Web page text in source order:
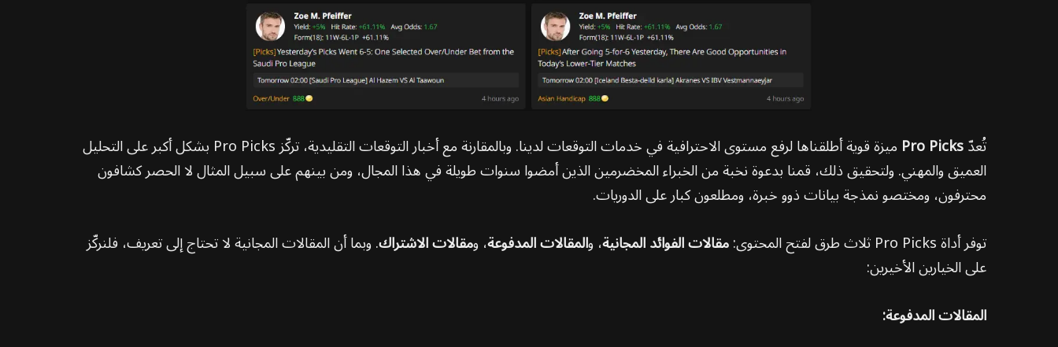
تُعدّPro Picks
ميزة قوية أطلقناها لرفع مستوى الاحترافية في خدمات التوقعات لدينا. وبالمقارنة مع أخبار التوقعات التقليدية، تركّز Pro Picks بشكل أكبر على التحليل
العميق والمهني. ولتحقيق ذلك، قمنا بدعوة نخبة من الخبراء المخضرمين الذين أمضوا سنوات طويلة في هذا المجال، ومن بينهم على سبيل المثال لا الحصر كشافون
محترفون، ومختصو نمذجة بيانات ذوو خبرة، ومطلعون كبار على الدوريات.
توفر أداة Pro Picks ثلاث طرق لفتح المحتوى:
مقالات الفوائد المجانية، والمقالات المدفوعة، ومقالات الاشتراك. وبما أن المقالات المجانية لا تحتاج إلى تعريف، فلنركّز
على الخيارين الأخيرين:
المقالات المدفوعة: